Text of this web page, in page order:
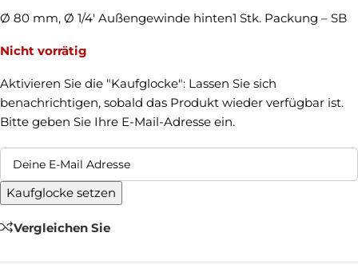
Ø 80 mm, Ø 1/4′ Außengewinde hinten1 Stk. Packung – SB
Nicht vorrätig
Aktivieren Sie die "Kaufglocke": Lassen Sie sich
benachrichtigen, sobald das Produkt wieder verfügbar ist.
Bitte geben Sie Ihre E-Mail-Adresse ein.
Kaufglocke setzen
Vergleichen Sie